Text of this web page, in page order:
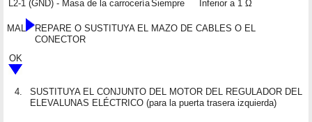
L2-1 (GND) - Masa de la carroceríaSiempre Inferior a 1 Ω
MAL
REPARE O SUSTITUYA EL MAZO DE CABLES O EL
CONECTOR
OK
4.
SUSTITUYA EL CONJUNTO DEL MOTOR DEL REGULADOR DEL
ELEVALUNAS ELÉCTRICO (para la puerta trasera izquierda)